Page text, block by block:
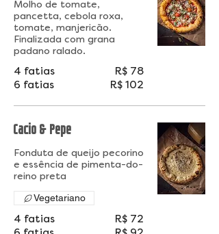
Molho de tomate,
pancetta, cebola roxa,
tomate, manjericão.
Finalizada com grana
padano ralado.
4 fatias
R$ 78
6 fatias
R$ 102
Cacio & Pepe
Fonduta de queijo pecorino
e essência de pimenta-do-
reino preta
4 fatias
R$ 72
Vegetariano